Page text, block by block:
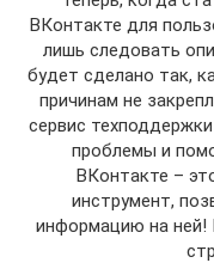
ВКонтакте для
лишь следовать
будет сделано так,
причинам не
сервис
проблемы и
ВКонтакте –
инструмент,
информацию на ней!